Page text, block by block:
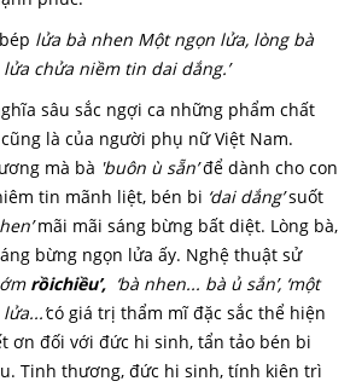
bép lửa bà nhen Một ngọn lửa, lòng bà
chửa niềm tin dai dắng.’
sâu sắc ngợi ca những phẩm chất
là của người phụ nữ Việt Nam.
mà bà 'buôn ù sẵn’để dành cho con
tin mãnh liệt, bén bi ‘dai dắng’suốt
mãi mãi sáng bừng bất diệt. Lòng bà,
bừng ngọn lửa ấy. Nghệ thuật sử
rồichiều’, ‘bà nhen... bà ủ sắn’, ‘một
có giá trị thẩm mĩ đặc sắc thể hiện
ơn đối với đức hi sinh, tẩn tảo bén bi
Tinh thương, đức hi sinh, tính kiên trì